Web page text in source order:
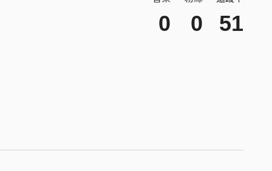
0 0 51